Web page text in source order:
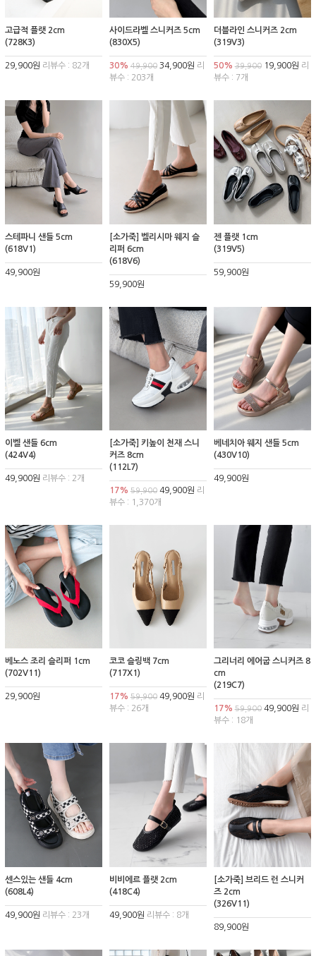
고급적 플랫 2cm
(728K3)
29,900원 리뷰수 : 82개
사이드라벨 스니커즈 5cm
(830X5)
30% 49,90034,900원 리
뷰수 : 203개
더블라인 스니커즈 2cm
(319V3)
50% 39,90019,900원 리
뷰수 : 7개
스테파니 샌들 5cm
(618V1)
49,900원
[소가죽] 벨리시마 웨지 슬
리퍼 6cm
(618V6)
59,900원
젠 플랫 1cm
(319V5)
59,900원
이벨 샌들 6cm
(424V4)
49,900원 리뷰수 : 2개
[소가죽] 키높이 천재 스니
커즈 8cm
(112L7)
17% 59,90049,900원 리
뷰수 : 1,370개
베네치아 웨지 샌들 5cm
(430V10)
49,900원
베노스 조리 슬리퍼 1cm
(702V11)
29,900원
코코 슬링백 7cm
(717X1)
17% 59,90049,900원 리
뷰수 : 26개
그리너리 에어굽 스니커즈 8
cm
(219C7)
17% 59,90049,900원 리
뷰수 : 18개
센스있는 샌들 4cm
(608L4)
49,900원 리뷰수 : 23개
비비에르 플랫 2cm
(418C4)
49,900원 리뷰수 : 8개
[소가죽] 브리드 런 스니커
즈 2cm
(326V11)
89,900원